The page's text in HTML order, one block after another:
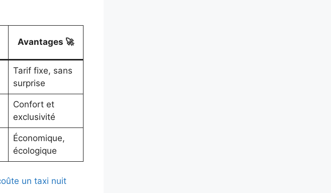
Avantages 🚀
Tarif fixe, sans
surprise
Confort et
exclusivité
Économique,
écologique
un taxi nuit